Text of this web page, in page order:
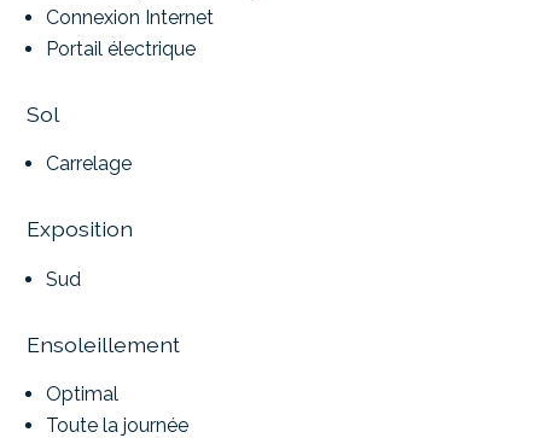
Connexion Internet
Portail électrique
Sol
Carrelage
Exposition
Sud
Ensoleillement
Optimal
Toute la journée